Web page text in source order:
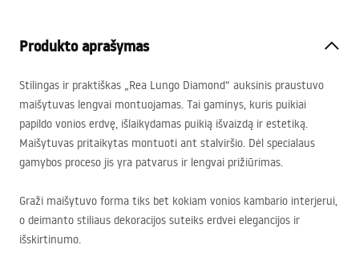
Produkto aprašymas
Stilingas ir praktiškas „Rea Lungo Diamond“ auksinis praustuvo
maišytuvas lengvai montuojamas. Tai gaminys, kuris puikiai
papildo vonios erdvę, išlaikydamas puikią išvaizdą ir estetiką.
Maišytuvas pritaikytas montuoti ant stalviršio. Dėl specialaus
gamybos proceso jis yra patvarus ir lengvai prižiūrimas.
Graži maišytuvo forma tiks bet kokiam vonios kambario interjerui,
o deimanto stiliaus dekoracijos suteiks erdvei elegancijos ir
išskirtinumo.